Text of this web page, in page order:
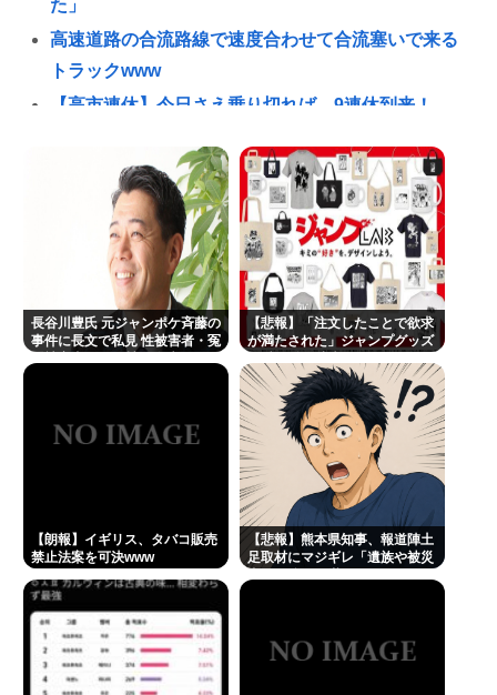
た」
高速道路の合流路線で速度合わせて合流塞いで来る
トラックwww
【高市連休】今日さえ乗り切れば、9連休到来！
邪魔したいという日本人らしい薄暗い欲望のせい」
パチ●コ中毒者の99%はアニメに興味なく、いつも打
ってる台の原作も知らないという不都合な真実
ぼく、坊主頭に飽き足らず電気シェーバーでスキン
ヘッドにしてしまう
渡邊渚さん「私がPTSDと診断された当時、世間はま
だPTSDという言葉は浸透されていませんでした」
ジャンポケ斎藤の求刑7年て流石に重過ぎね？
松本まりか「戦争はやっちゃいかん」 自身の身体に
刻んだ”祖父の言葉”を投稿
ニューバランスはダサい！onは時代遅れ！サロモン
を買え！って言われたから買ったんやが
NothingPhoneに機種変した結果www
高橋名人「左手のバネを取るために手術をします」
Powered by livedoor 相互RSS
長谷川豊氏 元ジャンポケ斉藤の
事件に長文で私見 性被害者・冤
【悲報】「注文したことで欲求
が満たされた」ジャンプグッズ
たか、32歳女逮捕
【朗報】イギリス、タバコ販売
禁止法案を可決www
【悲報】熊本県知事、報道陣土
足取材にマジギレ「遺族や被災